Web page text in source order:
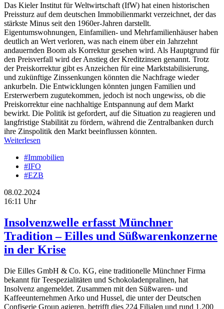
Das Kieler Institut für Weltwirtschaft (IfW) hat einen historischen
Preissturz auf dem deutschen Immobilienmarkt verzeichnet, der das
stärkste Minus seit den 1960er-Jahren darstellt.
Eigentumswohnungen, Einfamilien- und Mehrfamilienhäuser haben
deutlich an Wert verloren, was nach einem über ein Jahrzehnt
andauernden Boom als Korrektur gesehen wird. Als Hauptgrund für
den Preisverfall wird der Anstieg der Kreditzinsen genannt. Trotz
der Preiskorrektur gibt es Anzeichen für eine Marktstabilisierung,
und zukünftige Zinssenkungen könnten die Nachfrage wieder
ankurbeln. Die Entwicklungen könnten jungen Familien und
Ersterwerbern zugutekommen, jedoch ist noch ungewiss, ob die
Preiskorrektur eine nachhaltige Entspannung auf dem Markt
bewirkt. Die Politik ist gefordert, auf die Situation zu reagieren und
langfristige Stabilität zu fördern, während die Zentralbanken durch
ihre Zinspolitik den Markt beeinflussen könnten.
Weiterlesen
#Immobilien
#IFO
#EZB
08.02.2024
16:11 Uhr
Insolvenzwelle erfasst Münchner
Tradition – Eilles und Süßwarenkonzerne
in der Krise
Die Eilles GmbH & Co. KG, eine traditionelle Münchner Firma
bekannt für Teespezialitäten und Schokoladenpralinen, hat
Insolvenz angemeldet. Zusammen mit den Süßwaren- und
Kaffeeunternehmen Arko und Hussel, die unter der Deutschen
Confiserie Group agieren, betrifft dies 224 Filialen und rund 1.200